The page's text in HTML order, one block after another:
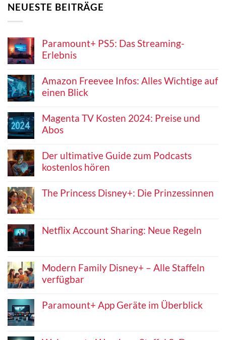
NEUESTE BEITRÄGE
Paramount+ PS5: Das Streaming-
Erlebnis
Amazon Freevee Infos: Alles Wichtige auf
einen Blick
Magenta TV Kosten 2024: Preise und
Abos
Der ultimative Guide zum Podcasts
kostenlos hören
The Princess Disney+: Die Prinzessinnen
Netflix Account Sharing: Neue Regeln
Modern Family Disney+ – Alle Staffeln
verfügbar
Paramount+ App Geräte im Überblick